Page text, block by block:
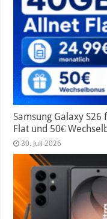
Samsung Galaxy
Flat und 50€
30. Juli 2026